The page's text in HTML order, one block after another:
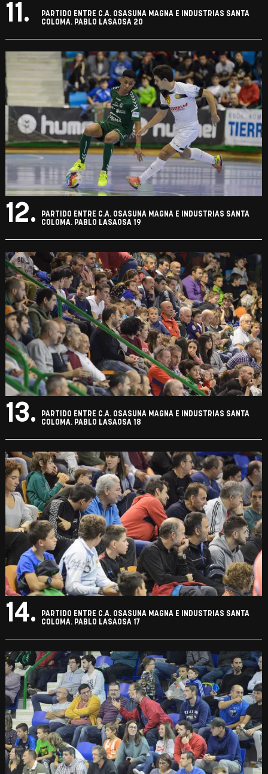
11.
PARTIDO ENTRE C.A. OSASUNA MAGNA E INDUSTRIAS SANTA
COLOMA. PABLO LASAOSA 20
12.
PARTIDO ENTRE C.A. OSASUNA MAGNA E INDUSTRIAS SANTA
COLOMA. PABLO LASAOSA 19
13.
PARTIDO ENTRE C.A. OSASUNA MAGNA E INDUSTRIAS SANTA
COLOMA. PABLO LASAOSA 18
14.
PARTIDO ENTRE C.A. OSASUNA MAGNA E INDUSTRIAS SANTA
COLOMA. PABLO LASAOSA 17